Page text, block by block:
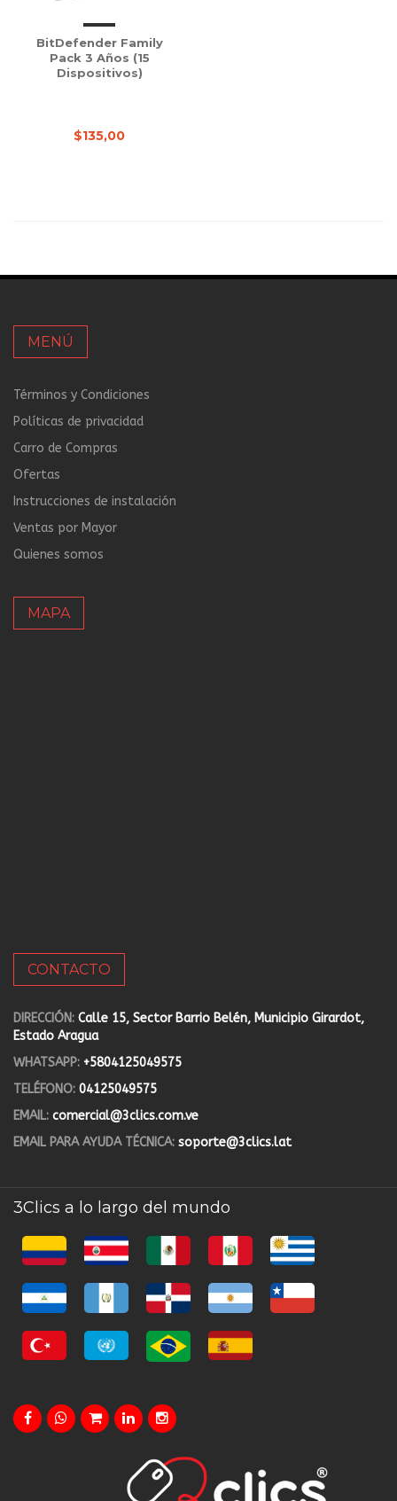
BitDefender Family
Pack 3 Años (15
Dispositivos)
$135,00
MENÚ
Términos y Condiciones
Políticas de privacidad
Carro de Compras
Ofertas
Instrucciones de instalación
Ventas por Mayor
Quienes somos
MAPA
CONTACTO
DIRECCIÓN: Calle 15, Sector Barrio Belén, Municipio Girardot,
Estado Aragua
WHATSAPP: +5804125049575
TELÉFONO: 04125049575
EMAIL: comercial@3clics.com.ve
EMAIL PARA AYUDA TÉCNICA: soporte@3clics.lat
3Clics a lo largo del mundo